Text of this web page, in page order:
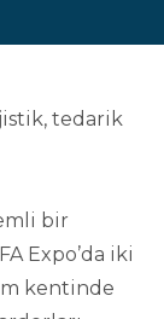
tedarik
bir
Expo’da iki
kentinde